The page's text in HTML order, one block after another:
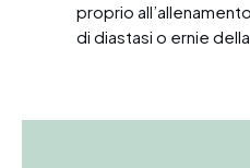
proprio
di diastasi o ernie